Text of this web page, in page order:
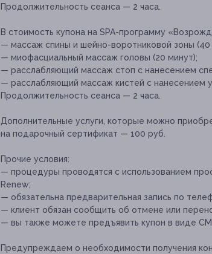
Продолжительность сеанса — 2 часа.
В стоимость купона на SPA-программу
— массаж спины и шейно-воротниковой зоны (40
— миофасциальный массаж головы (20 минут);
— расслабляющий массаж стоп с нанесением
— расслабляющий массаж кистей с нанесением
Продолжительность сеанса — 2 часа.
Дополнительные услуги, которые можно
на подарочный сертификат — 100 руб.
Прочие условия:
— процедуры проводятся с использованием
Renew;
— обязательна предварительная запись по
— клиент обязан сообщить об отмене или
— вы также можете предъявить купон в виде
Предупреждаем о необходимости получения